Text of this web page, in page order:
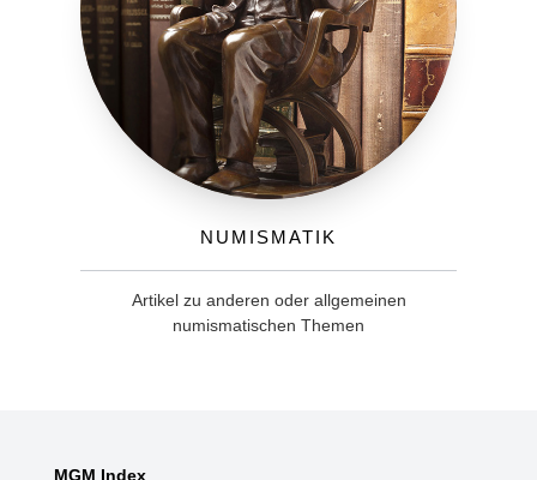
Numismatik
Artikel zu anderen oder allgemeinen
numismatischen Themen
MGM Index